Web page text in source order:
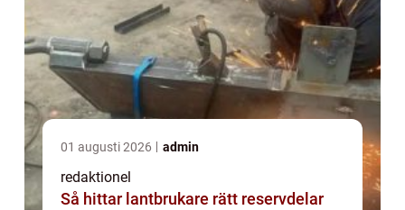
01 augusti 2026 admin
redaktionel
Så hittar lantbrukare rätt reservdelar